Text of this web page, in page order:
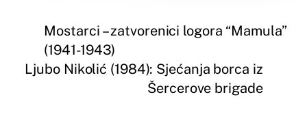
Mostarci – zatvorenici logora “Mamula”
(1941-1943)
Ljubo Nikolić (1984): Sjećanja borca iz
Šercerove brigade